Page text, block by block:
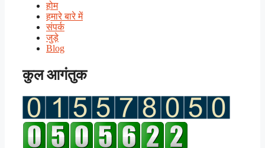
होम
हमारे बारे में
संपर्क
जुड़े
Blog
कुल आगंतुक